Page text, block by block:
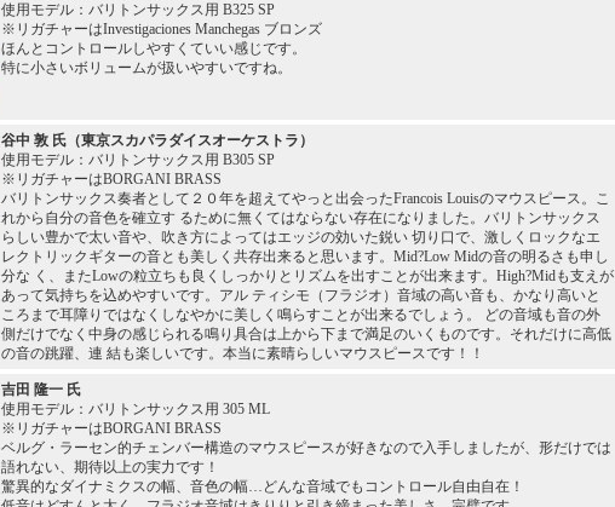
使用モデル：バリトンサックス用 B325 SP
※リガチャーはInvestigaciones Manchegas ブロンズ
ほんとコントロールしやすくていい感じです。
特に小さいボリュームが扱いやすいですね。
谷中 敦 氏（東京スカパラダイスオーケストラ）
使用モデル：バリトンサックス用 B305 SP
※リガチャーはBORGANI BRASS
バリトンサックス奏者として２０年を超えてやっと出会ったFrancois Louisのマウスピース。こ
れから自分の音色を確立す るために無くてはならない存在になりました。バリトンサックス
らしい豊かで太い音や、吹き方によってはエッジの効いた鋭い 切り口で、激しくロックなエ
レクトリックギターの音とも美しく共存出来ると思います。Mid?Low Midの音の明るさも申し
分な く、またLowの粒立ちも良くしっかりとリズムを出すことが出来ます。High?Midも支えが
あって気持ちを込めやすいです。アル ティシモ（フラジオ）音域の高い音も、かなり高いと
ころまで耳障りではなくしなやかに美しく鳴らすことが出来るでしょう。 どの音域も音の外
側だけでなく中身の感じられる鳴り具合は上から下まで満足のいくものです。それだけに高低
の音の跳躍、連 結も楽しいです。本当に素晴らしいマウスピースです！！
吉田 隆一 氏
使用モデル：バリトンサックス用 305 ML
※リガチャーはBORGANI BRASS
ベルグ・ラーセン的チェンバー構造のマウスピースが好きなので入手しましたが、形だけでは
語れない、期待以上の実力です！
驚異的なダイナミクスの幅、音色の幅…どんな音域でもコントロール自由自在！